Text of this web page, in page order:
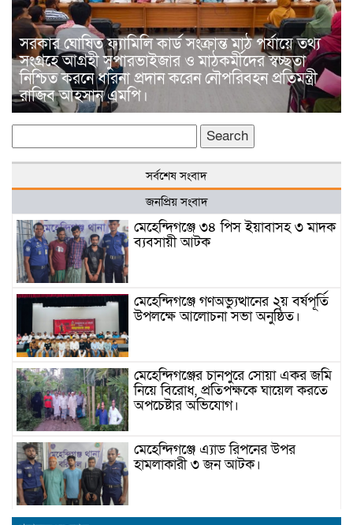
সরকার ঘোষিত ফ্যামিলি কার্ড সংক্রান্ত মাঠ পর্যায়ে তথ্য
সংগ্রহে আগ্রহী সুপারভাইজার ও মাঠকর্মীদের স্বচ্ছতা
নিশ্চিত করনে ধারনা প্রদান করেন নৌপরিবহন প্রতিমন্ত্রী
রাজিব আহসান এমপি।
for:
সর্বশেষ সংবাদ
জনপ্রিয় সংবাদ
মেহেন্দিগঞ্জে ৩৪ পিস ইয়াবাসহ ৩ মাদক
ব্যবসায়ী আটক
মেহেন্দিগঞ্জে গণঅভ্যুত্থানের ২য় বর্ষপূর্তি
উপলক্ষে আলোচনা সভা অনুষ্ঠিত।
মেহেন্দিগঞ্জের চানপুরে সোয়া একর জমি
নিয়ে বিরোধ, প্রতিপক্ষকে ঘায়েল করতে
অপচেষ্টার অভিযোগ।
মেহেন্দিগঞ্জে এ্যাড রিপনের উপর
হামলাকারী ৩ জন আটক।